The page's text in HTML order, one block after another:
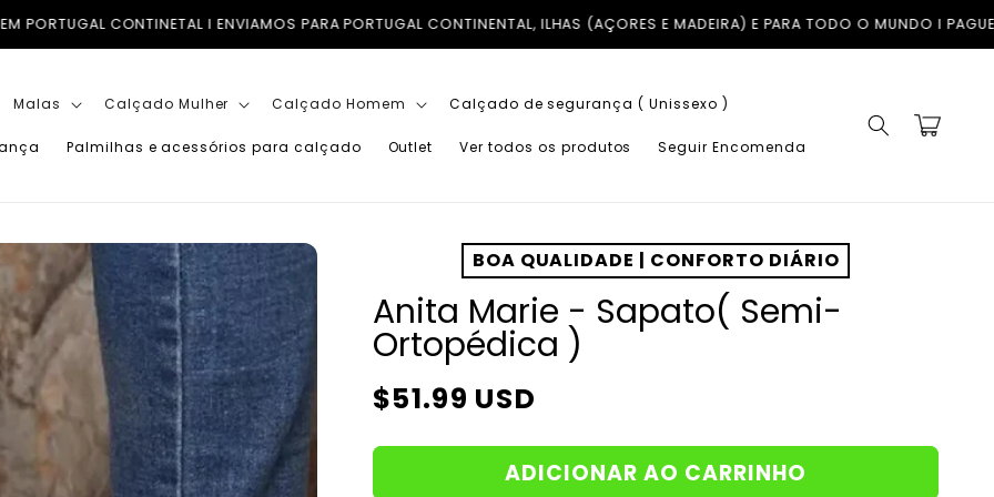
PARA PORTUGAL CONTINENTAL, ILHAS (AÇORES E MADEIRA) E PARA TODO O MUNDO I PAGUE EM ATÉ 3X COM A KLARNA SEM
Malas Calçado Mulher Calçado Homem Calçado de segurança ( Unissexo )
Palmilhas e acessórios para calçado Outlet Ver todos os produtos Seguir Encomenda
Carrinho
BOA QUALIDADE | CONFORTO DIÁRIO
Anita Marie - Sapato( Semi-
Ortopédica )
Preço
$51.99 USD
ADICIONAR AO CARRINHO